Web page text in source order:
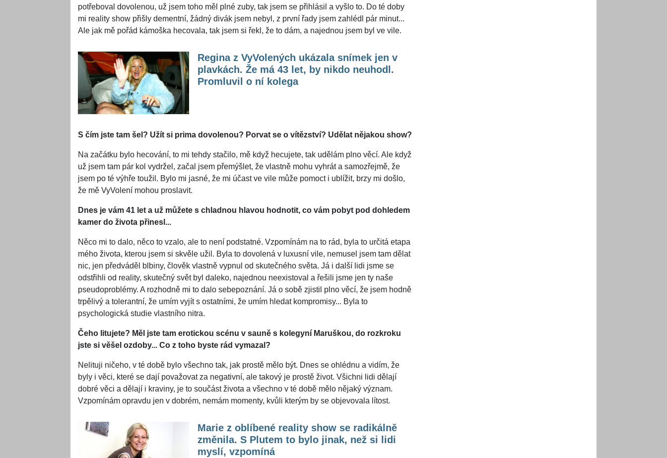
potřeboval dovolenou, už jsem toho měl plné zuby, tak jsem se přihlásil a vyšlo to. Do té doby
mi reality show přišly dementní, žádný divák jsem nebyl, z první řady jsem zahlédl pár minut...
Ale jak mě pořád kámoška hecovala, tak jsem si řekl, že to dám, a najednou jsem byl ve vile.
Regina z VyVolených ukázala snímek jen v
plavkách. Že má 43 let, by nikdo neuhodl.
Promluvil o ní kolega
S čím jste tam šel? Užít si prima dovolenou? Porvat se o vítězství? Udělat nějakou show?
Na začátku bylo hecování, to mi tehdy stačilo, mě když hecujete, tak udělám plno věcí. Ale když
už jsem tam pár kol vydržel, začal jsem přemýšlet, že vlastně mohu vyhrát a samozřejmě, že
jsem po té výhře toužil. Bylo mi jasné, že mi účast ve vile může pomoct i ublížit, brzy mi došlo,
že mě VyVolení mohou proslavit.
Dnes je vám 41 let a už můžete s chladnou hlavou hodnotit, co vám pobyt pod dohledem
kamer do života přinesl...
Něco mi to dalo, něco to vzalo, ale to není podstatné. Vzpomínám na to rád, byla to určitá etapa
mého života, kterou jsem si skvěle užil. Byla to dovolená v luxusní vile, nemusel jsem tam dělat
nic, jen předváděl blbiny, člověk vlastně vypnul od skutečného světa. Já i další lidi jsme se
odstřihli od reality, skutečný svět byl daleko, najednou neexistoval a řešili jsme jen ty naše
pseudoproblémy. A rozhodně mi to dalo sebepoznání. Já o sobě zjistil plno věcí, že jsem hodně
trpělivý a tolerantní, že umím vyjít s ostatními, že umím hledat kompromisy... Byla to
psychologická studie vlastního nitra.
Čeho litujete? Měl jste tam erotickou scénu v sauně s kolegyní Maruškou, do rozkroku
jste si věšel ozdoby... Co z toho byste rád vymazal?
Nelituji ničeho, v té době bylo všechno tak, jak prostě mělo být. Dnes se ohlédnu a vidím, že
byly i věci, které se dají považovat za negativní, ale takový je prostě život. Všichni lidi dělají
dobré věci a dělají i kraviny, je to součást života a všechno v té době mělo nějaký význam.
Vzpomínám opravdu jen v dobrém, nemám momenty, kvůli kterým by se objevovala lítost.
Marie z oblíbené reality show se radikálně
změnila. S Plutem to bylo jinak, než si lidi
myslí, vzpomíná